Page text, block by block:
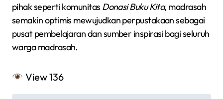
pihak seperti komunitas Donasi Buku Kita, madrasah
semakin optimis mewujudkan perpustakaan sebagai
pusat pembelajaran dan sumber inspirasi bagi seluruh
warga madrasah.
View136